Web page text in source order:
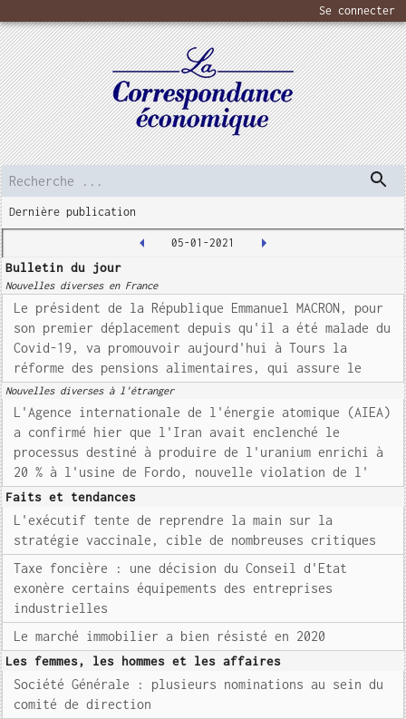
Se connecter
Dernière publication
05-01-2021
Bulletin du jour
Nouvelles diverses en France
Le président de la République Emmanuel MACRON, pour
son premier déplacement depuis qu'il a été malade du
Covid-19, va promouvoir aujourd'hui à Tours la
réforme des pensions alimentaires, qui assure le
Nouvelles diverses à l'étranger
L'Agence internationale de l'énergie atomique (AIEA)
a confirmé hier que l'Iran avait enclenché le
processus destiné à produire de l'uranium enrichi à
20 % à l'usine de Fordo, nouvelle violation de l'
Faits et tendances
L'exécutif tente de reprendre la main sur la
stratégie vaccinale, cible de nombreuses critiques
Taxe foncière : une décision du Conseil d'Etat
exonère certains équipements des entreprises
industrielles
Le marché immobilier a bien résisté en 2020
Les femmes, les hommes et les affaires
Société Générale : plusieurs nominations au sein du
comité de direction